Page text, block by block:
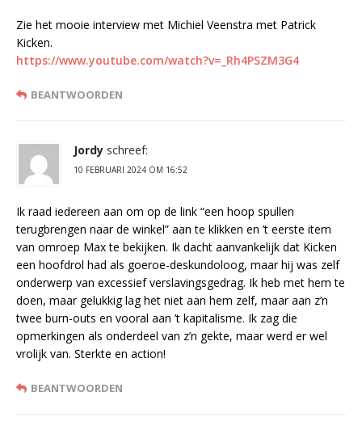
Zie het mooie interview met Michiel Veenstra met Patrick
Kicken.
https://www.youtube.com/watch?v=_Rh4PSZM3G4
BEANTWOORDEN
Jordy schreef:
10 FEBRUARI 2024 OM 16:52
Ik raad iedereen aan om op de link “een hoop spullen
terugbrengen naar de winkel” aan te klikken en ’t eerste item
van omroep Max te bekijken. Ik dacht aanvankelijk dat Kicken
een hoofdrol had als goeroe-deskundoloog, maar hij was zelf
onderwerp van excessief verslavingsgedrag. Ik heb met hem te
doen, maar gelukkig lag het niet aan hem zelf, maar aan z’n
twee burn-outs en vooral aan ’t kapitalisme. Ik zag die
opmerkingen als onderdeel van z’n gekte, maar werd er wel
vrolijk van. Sterkte en action!
BEANTWOORDEN